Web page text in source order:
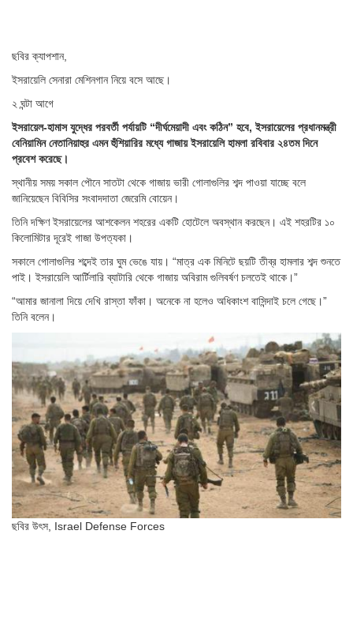
ছবির ক্যাপশান,
ইসরায়েলি সেনারা মেশিনগান নিয়ে বসে আছে।
২ ঘন্টা আগে
ইসরায়েল-হামাস যুদ্ধের পরবর্তী পর্যায়টি “দীর্ঘমেয়াদী এবং কঠিন” হবে, ইসরায়েলের প্রধানমন্ত্রী
বেনিয়ামিন নেতানিয়াহুর এমন হুঁশিয়ারির মধ্যে গাজায় ইসরায়েলি হামলা রবিবার ২৪তম দিনে
প্রবেশ করেছে।
স্থানীয় সময় সকাল পৌনে সাতটা থেকে গাজায় ভারী গোলাগুলির শব্দ পাওয়া যাচ্ছে বলে
জানিয়েছেন বিবিসির সংবাদদাতা জেরেমি বোয়েন।
তিনি দক্ষিণ ইসরায়েলের আশকেলন শহরের একটি হোটেলে অবস্থান করছেন। এই শহরটির ১০
কিলোমিটার দূরেই গাজা উপত্যকা।
সকালে গোলাগুলির শব্দেই তার ঘুম ভেঙে যায়। “মাত্র এক মিনিটে ছয়টি তীব্র হামলার শব্দ শুনতে
পাই। ইসরায়েলি আর্টিলারি ব্যাটারি থেকে গাজায় অবিরাম গুলিবর্ষণ চলতেই থাকে।”
“আমার জানালা দিয়ে দেখি রাস্তা ফাঁকা। অনেকে না হলেও অধিকাংশ বাসিন্দাই চলে গেছে।”
তিনি বলেন।
ছবির উৎস, Israel Defense Forces